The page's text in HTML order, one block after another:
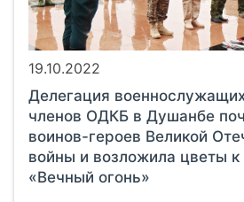
19.10.2022
Делегация
членов ОДКБ в Душанбе
воинов-героев Великой
войны и возложила цветы
«Вечный огонь»